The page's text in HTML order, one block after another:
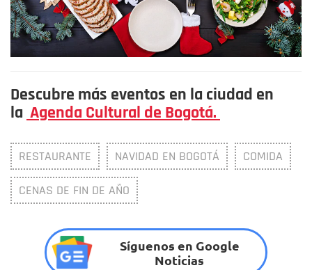
Descubre más eventos en la ciudad en
la Agenda Cultural de Bogotá.
RESTAURANTE NAVIDAD EN BOGOTÁ COMIDA
CENAS DE FIN DE AÑO
Síguenos en Google
Noticias